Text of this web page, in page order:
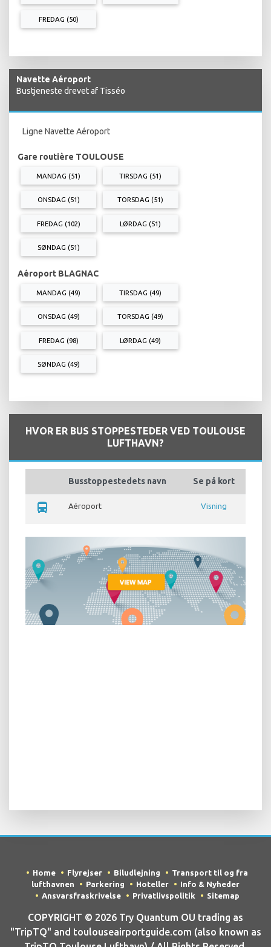
FREDAG (50)
Navette Aéroport
Bustjeneste drevet af Tisséo
Ligne Navette Aéroport
Gare routière TOULOUSE
MANDAG (51) TIRSDAG (51)
ONSDAG (51) TORSDAG (51)
FREDAG (102) LØRDAG (51)
SØNDAG (51)
Aéroport BLAGNAC
MANDAG (49) TIRSDAG (49)
ONSDAG (49) TORSDAG (49)
FREDAG (98) LØRDAG (49)
SØNDAG (49)
HVOR ER BUS STOPPESTEDER VED TOULOUSE
LUFTHAVN?
Busstoppestedets navn Se på kort
directions_bus Aéroport Visning
Home Flyrejser Biludlejning
Transport til og fra
lufthavnen
Parkering Hoteller
Info & Nyheder
Ansvarsfraskrivelse
Privatlivspolitik Sitemap
COPYRIGHT © 2026 Try Quantum OU trading as
"TripTQ" and toulouseairportguide.com (also known as